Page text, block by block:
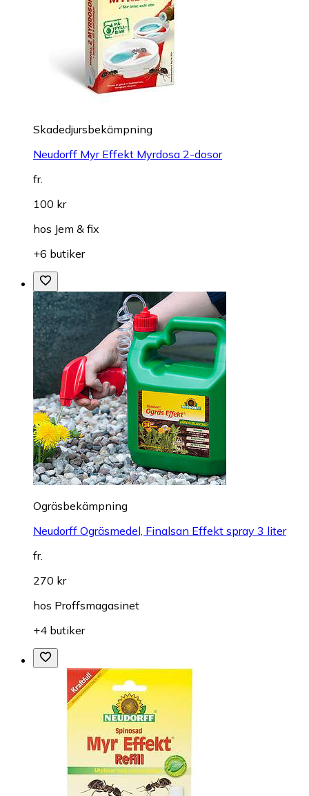
Skadedjursbekämpning
Neudorff Myr Effekt Myrdosa 2-dosor
fr.
100 kr
hos Jem & fix
+6 butiker
Ogräsbekämpning
Neudorff Ogräsmedel, Finalsan Effekt spray 3 liter
fr.
270 kr
hos Proffsmagasinet
+4 butiker